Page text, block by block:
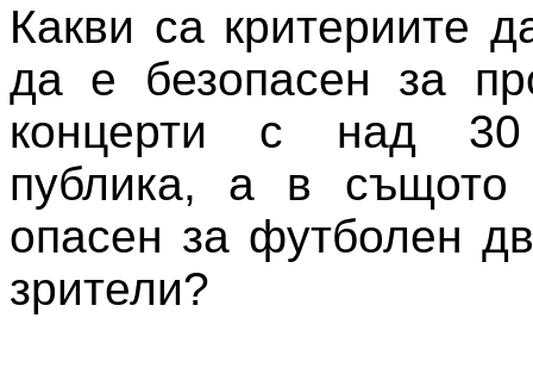
Какви са критериите
да е безопасен за
концерти с над
публика, а в
опасен за футболен
зрители?